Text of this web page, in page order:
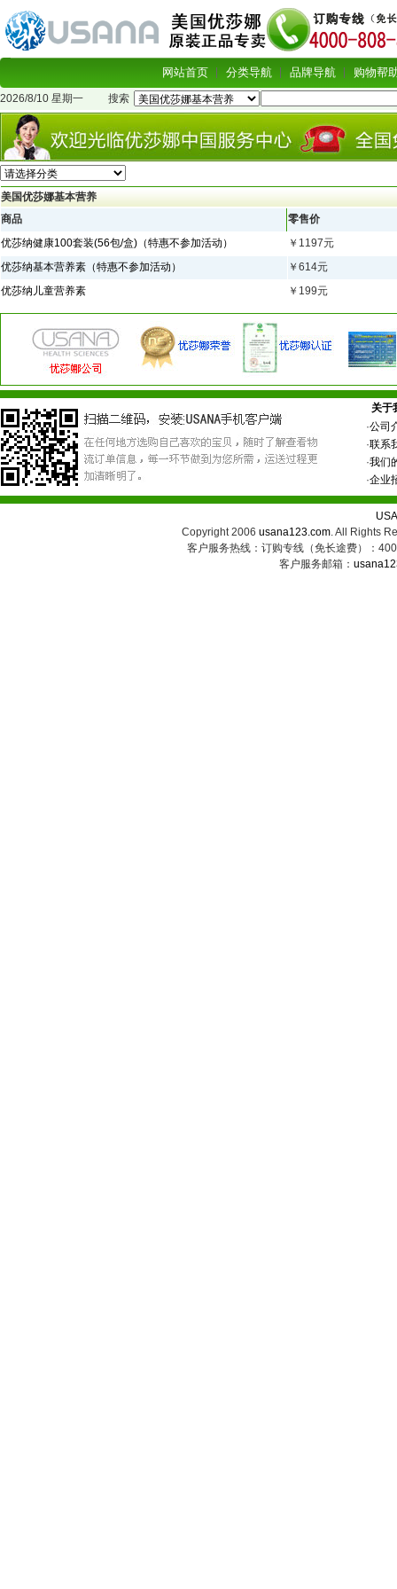
网站首页 分类导航 品牌导航 购物帮
2026/8/10 星期一 搜索
美国优莎娜基本营养
商品
零售价
优莎纳健康100套装(56包/盒)（特惠不参加活动）
￥1197元
优莎纳基本营养素（特惠不参加活动）
￥614元
优莎纳儿童营养素
￥199元
关于
·公司
·联系
·我们
·企业
Copyright 2006 usana123.com. All Rights
客户服务热线：订购专线（免长途费）：
客户服务邮箱：